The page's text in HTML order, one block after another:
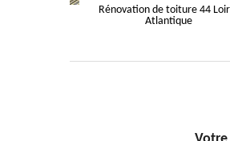
Rénovation de toiture 44
Atlantique